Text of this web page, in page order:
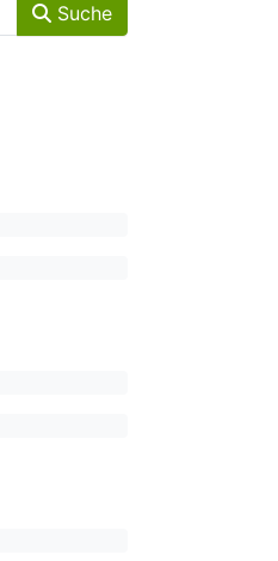
Suche